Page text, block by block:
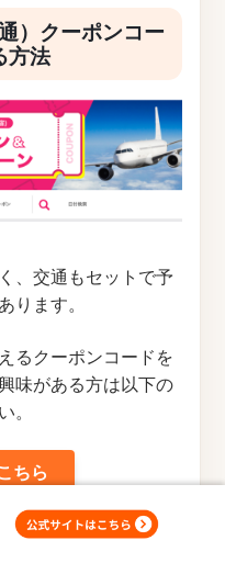
）クーポンコー
方法
、交通もセットで予
ります。
るクーポンコードを
味がある方は以下の
ちら